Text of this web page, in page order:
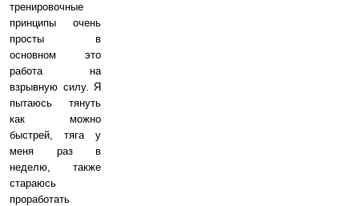
тренировочные
принципы очень
просты в
основном это
работа на
взрывную силу. Я
пытаюсь тянуть
как можно
быстрей, тяга у
меня раз в
неделю, также
стараюсь
проработать